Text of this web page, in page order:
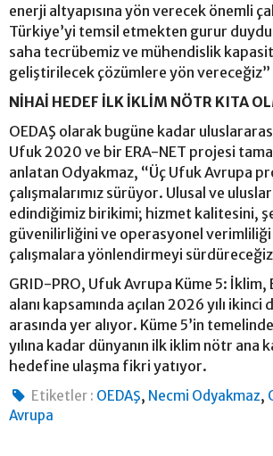
enerji altyapısına yön verecek önemli
Türkiye’yi temsil etmekten gurur
saha tecrübemiz ve mühendislik
geliştirilecek çözümlere yön vereceğiz”
NİHAİ HEDEF İLK İKLİM NÖTR KITA
OEDAŞ olarak bugüne kadar
Ufuk 2020 ve bir ERA-NET projesi
anlatan Odyakmaz, “Üç Ufuk Avrupa
çalışmalarımız sürüyor. Ulusal ve
edindiğimiz birikimi; hizmet kalitesini,
güvenilirliğini ve operasyonel verimliliği
çalışmalara yönlendirmeyi
GRID-PRO, Ufuk Avrupa Küme 5:
alanı kapsamında açılan 2026 yılı
arasında yer alıyor. Küme 5’in
yılına kadar dünyanın ilk iklim nötr ana
hedefine ulaşma fikri yatıyor.
Etiketler : OEDAŞ, Necmi Odyakmaz,
Avrupa